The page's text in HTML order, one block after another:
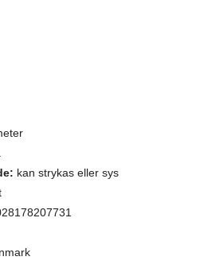
kan strykas eller sys